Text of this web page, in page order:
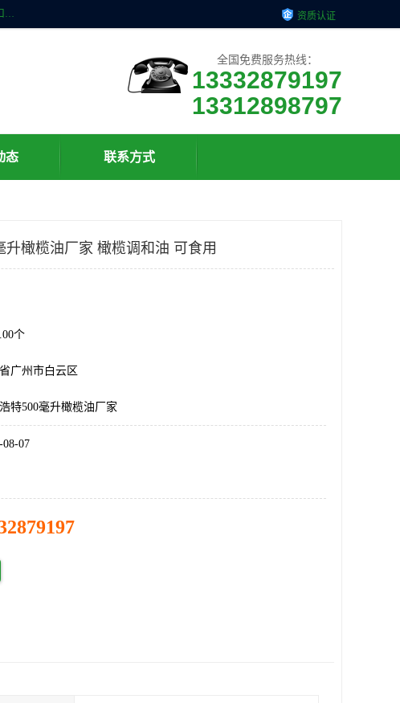
广州维圣橄榄油有限公司成立于2013年，注册地位于广州市白云区。经营范围包括饲料原料销售;畜牧渔业饲料销售;化妆品批发;贸易经纪;食品进出口等，主要产品有：橄榄果渣油，橄榄油，纯橄榄油等。 资质认证
全国免费服务热线：
13332879197
13312898797
态 联系方式
升橄榄油厂家 橄榄调和油 可食用
个
广州市白云区
特500毫升橄榄油厂家
08-07